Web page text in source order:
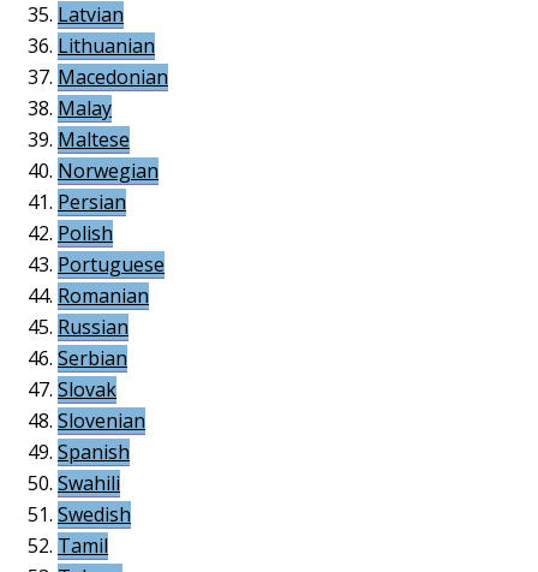
Latvian
Lithuanian
Macedonian
Malay
Maltese
Norwegian
Persian
Polish
Portuguese
Romanian
Russian
Serbian
Slovak
Slovenian
Spanish
Swahili
Swedish
Tamil